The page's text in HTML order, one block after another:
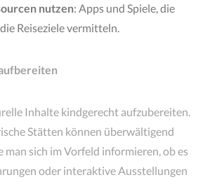
nutzen: Apps und Spiele, die
Reiseziele vermitteln.
Inhalte kindgerecht aufzubereiten.
Stätten können überwältigend
man sich im Vorfeld informieren, ob es
oder interaktive Ausstellungen